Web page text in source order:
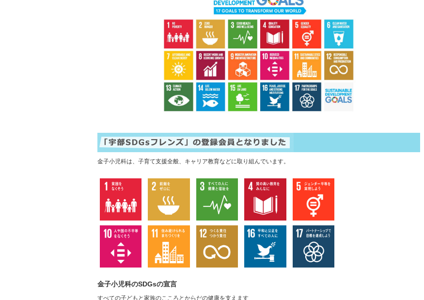
金子小児科は、子育て支援全般、キャリア教育などに取り組んでいます。
金子小児科のSDGsの宣言
すべての子どもと家族のこころとからだの健康を支えます